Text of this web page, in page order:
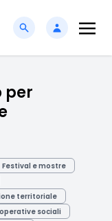
per
Festival e mostre
territoriale
sociali